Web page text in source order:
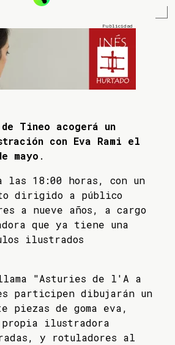
Tineo acogerá un
con Eva Rami el
mayo .
18:00 horas, con un
dirigido a público
a nueve años, a cargo
que ya tiene una
ilustrados
"Asturies de l'A a
participen dibujarán un
piezas de goma eva,
ilustradora
y rotuladores al